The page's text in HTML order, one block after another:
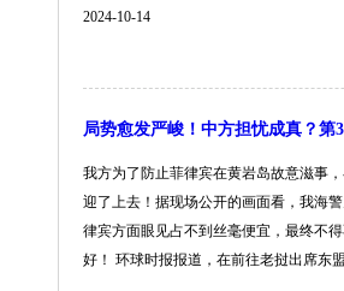
2024-10-14
局势愈发严峻！中方担忧成真？
我方为了防止菲律宾在黄岩岛故意滋事
迎了上去！据现场公开的画面看，我海
律宾方面眼见占不到丝毫便宜，最终不
好！ 环球时报报道，在前往老挝出席东